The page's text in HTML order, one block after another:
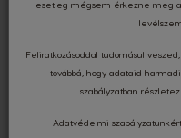
esetleg mégsem érkezne meg
Feliratkozásoddal tudomásul
továbbá, hogy adataid
szabályzatban
Adatvédelmi
Legutóbbi vélemények